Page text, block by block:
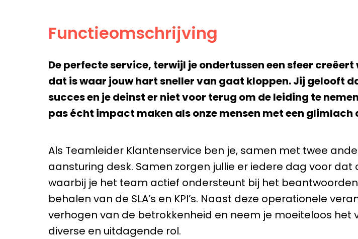
Functieomschrijving
De perfecte service, terwijl je ondertussen een sfeer
dat is waar jouw hart sneller van gaat kloppen. Jij gelooft
succes en je deinst er niet voor terug om de leiding te
pas écht impact maken als onze mensen met een glimlach
Als Teamleider Klantenservice ben je, samen met twee
aansturing desk. Samen zorgen jullie er iedere dag voor
waarbij je het team actief ondersteunt bij het
behalen van de SLA’s en KPI’s. Naast deze operationele
verhogen van de betrokkenheid en neem je moeiteloos het
diverse en uitdagende rol.